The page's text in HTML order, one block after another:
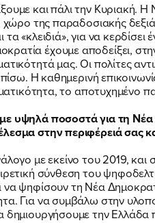
VB TIKTOK
και πάλι την Κυριακή.
χώρο της παραδοσιακής
«κλειδιά», για να
έχουμε αποδείξει,
μας. Οι πολίτες
Η καθημερινή
το αποτυχημένο
υψηλά ποσοστά για τη
στην περιφέρειά σας
με εκείνο του 2019,
σύνθεση του
ψηφίσουν τη Νέα
Για να συμβάλω στην
την Ελλάδα